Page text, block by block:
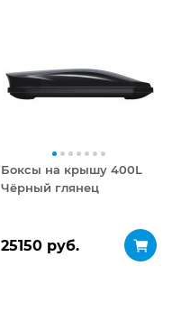
Боксы на крышу 400L
Чёрный глянец
25150 руб.